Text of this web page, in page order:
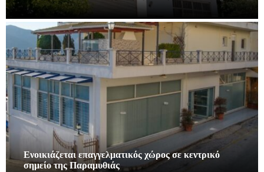
Ενοικιάζεται επαγγελματικός χώρος σε κεντρικό
σημείο της Παραμυθιάς